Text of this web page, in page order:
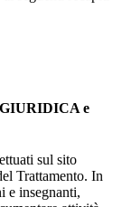
e
sul sito
Trattamento. In
e insegnanti,